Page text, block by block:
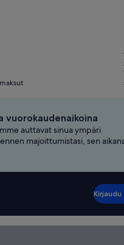
vuorokaudenaikoina
auttavat sinua ympäri
majoittumistasi, sen
Kirjaudu